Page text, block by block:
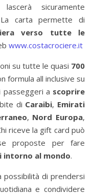
sicuramente
carta permette di
verso tutte le
www.costacrociere.it
su tutte le quasi 700
formula all inclusive su
a scoprire
di Caraibi, Emirati
, Nord Europa,
riceve la gift card può
proposte per fare
intorno al mondo.
possibilità di prendersi
e condividere